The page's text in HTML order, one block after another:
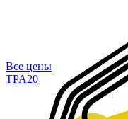
Все цены
TPA20